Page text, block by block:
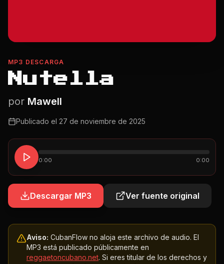
MP3 DESCARGA
Nutella
por Mawell
Publicado el 27 de noviembre de 2025
0:00 0:00
Descargar MP3 Ver fuente original
Aviso: CubanFlow no aloja este archivo de audio. El
MP3 está publicado públicamente en
reggaetoncubano.net. Si eres titular de los derechos y